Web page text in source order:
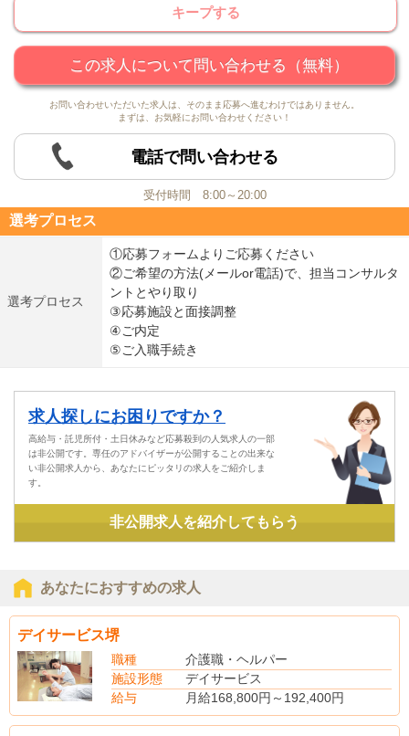
キープする
この求人について問い合わせる（無料）
お問い合わせいただいた求人は、そのまま応募へ進むわけではありません。
まずは、お気軽にお問い合わせください！
電話で問い合わせる
受付時間 8:00～20:00
選考プロセス
選考プロセス
①応募フォームよりご応募ください
②ご希望の方法(メールor電話)で、担当コンサルタ
ントとやり取り
③応募施設と面接調整
④ご内定
⑤ご入職手続き
求人探しにお困りですか？
高給与・託児所付・土日休みなど応募殺到の人気求人の一部
は非公開です。専任のアドバイザーが公開することの出来な
い非公開求人から、あなたにピッタリの求人をご紹介しま
す。
非公開求人を紹介してもらう
あなたにおすすめの求人
デイサービス堺
職種
介護職・ヘルパー
施設形態
デイサービス
給与
月給168,800円～192,400円